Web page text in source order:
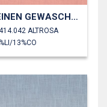
LEINEN GEWASCHEN 230 GM2
ALTROSA
13%CO